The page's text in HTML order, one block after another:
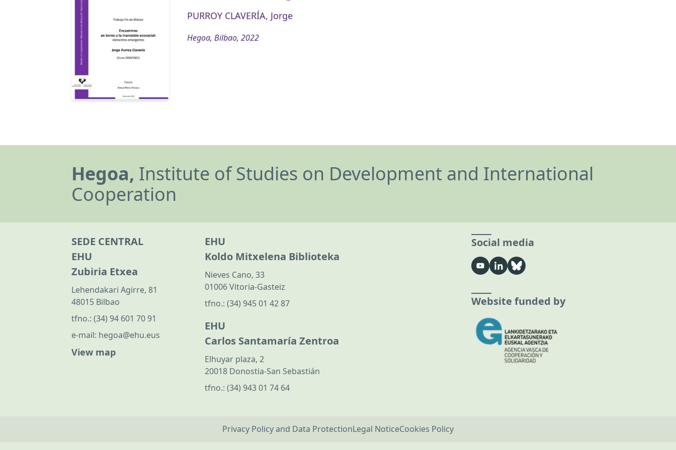
PURROY CLAVERÍA, Jorge
Hegoa, Bilbao, 2022
Hegoa, Institute of Studies on Development and International
Cooperation
SEDE CENTRAL
EHU
Zubiria Etxea
Lehendakari Agirre, 81
48015 Bilbao
tfno.: (34) 94 601 70 91
e-mail: hegoa@ehu.eus
View map
EHU
Koldo Mitxelena Biblioteka
Nieves Cano, 33
01006 Vitoria-Gasteiz
tfno.: (34) 945 01 42 87
EHU
Carlos Santamaría Zentroa
Elhuyar plaza, 2
20018 Donostia-San Sebastián
tfno.: (34) 943 01 74 64
Social media
Website funded by
Privacy Policy and Data ProtectionLegal NoticeCookies Policy